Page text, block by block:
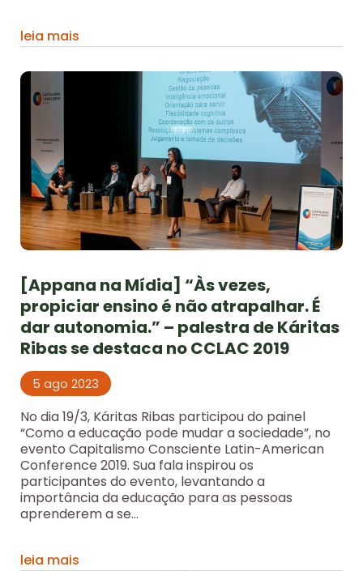
leia mais
[Appana na Mídia] “Às vezes,
propiciar ensino é não atrapalhar. É
dar autonomia.” – palestra de Káritas
Ribas se destaca no CCLAC 2019
5 ago 2023
No dia 19/3, Káritas Ribas participou do painel
“Como a educação pode mudar a sociedade”, no
evento Capitalismo Consciente Latin-American
Conference 2019. Sua fala inspirou os
participantes do evento, levantando a
importância da educação para as pessoas
aprenderem a se...
leia mais